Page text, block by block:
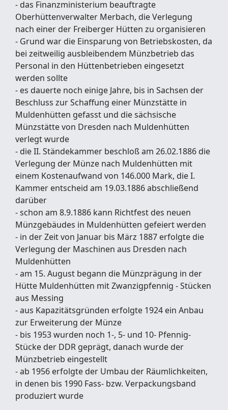
- das Finanzministerium beauftragte
Oberhüttenverwalter Merbach, die Verlegung
nach einer der Freiberger Hütten zu organisieren
- Grund war die Einsparung von Betriebskosten, da
bei zeitweilig ausbleibendem Münzbetrieb das
Personal in den Hüttenbetrieben eingesetzt
werden sollte
- es dauerte noch einige Jahre, bis in Sachsen der
Beschluss zur Schaffung einer Münzstätte in
Muldenhütten gefasst und die sächsische
Münzstätte von Dresden nach Muldenhütten
verlegt wurde
- die II. Ständekammer beschloß am 26.02.1886 die
Verlegung der Münze nach Muldenhütten mit
einem Kostenaufwand von 146.000 Mark, die I.
Kammer entscheid am 19.03.1886 abschließend
darüber
- schon am 8.9.1886 kann Richtfest des neuen
Münzgebäudes in Muldenhütten gefeiert werden
- in der Zeit von Januar bis März 1887 erfolgte die
Verlegung der Maschinen aus Dresden nach
Muldenhütten
- am 15. August begann die Münzprägung in der
Hütte Muldenhütten mit Zwanzigpfennig - Stücken
aus Messing
- aus Kapazitätsgründen erfolgte 1924 ein Anbau
zur Erweiterung der Münze
- bis 1953 wurden noch 1-, 5- und 10- Pfennig-
Stücke der DDR geprägt, danach wurde der
Münzbetrieb eingestellt
- ab 1956 erfolgte der Umbau der Räumlichkeiten,
in denen bis 1990 Fass- bzw. Verpackungsband
produziert wurde